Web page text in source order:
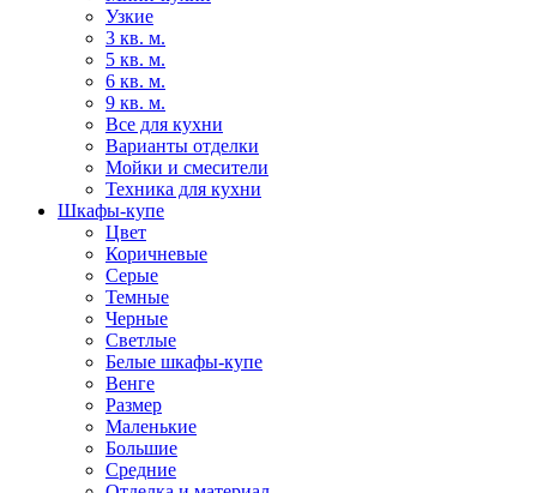
Узкие
3 кв. м.
5 кв. м.
6 кв. м.
9 кв. м.
Все для кухни
Варианты отделки
Мойки и смесители
Техника для кухни
Шкафы-купе
Цвет
Коричневые
Серые
Темные
Черные
Светлые
Белые шкафы-купе
Венге
Размер
Маленькие
Большие
Средние